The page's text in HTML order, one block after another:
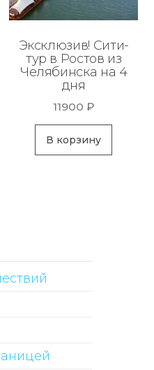
Эксклюзив! Сити-
тур в Ростов из
Челябинска на 4
дня
11900 ₽
В корзину